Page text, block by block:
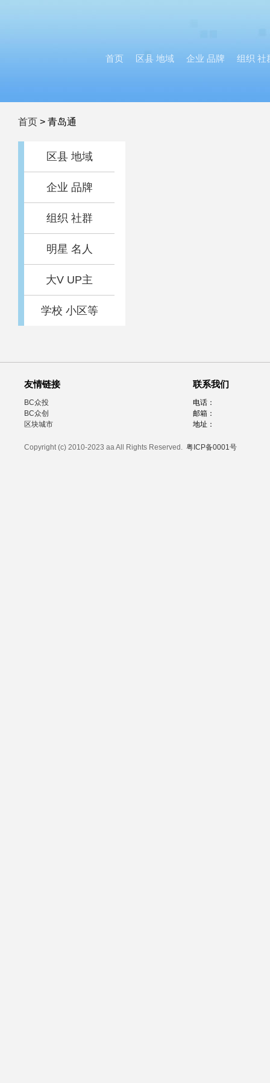
首页 区县 地域 企业 品牌 组织 社
首页 > 青岛通
区县 地域
企业 品牌
组织 社群
明星 名人
大V UP主
学校 小区等
友情链接
BC众投
BC众创
区块城市
联系我们
电话：
邮箱：
地址：
Copyright (c) 2010-2023 aa All Rights Reserved. 粤ICP备0001号